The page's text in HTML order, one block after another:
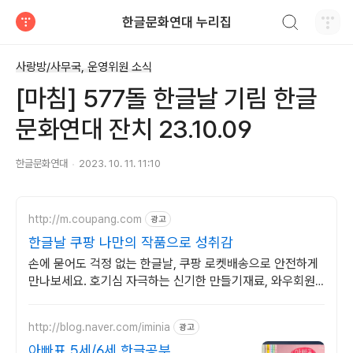
한글문화연대 누리집
사랑방/사무국, 운영위원 소식
[마침] 577돌 한글날 기림 한글
문화연대 잔치 23.10.09
한글문화연대 2023. 10. 11. 11:10
http://m.coupang.com 광고
한글날 쿠팡 나만의 작품으로 성취감
손에 묻어도 걱정 없는 한글날, 쿠팡 로켓배송으로 안전하게
만나보세요. 호기심 자극하는 신기한 만들기재료, 와우회원
http://blog.naver.com/iminia 광고